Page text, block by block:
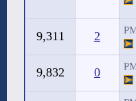
2
9,311
0
9,832